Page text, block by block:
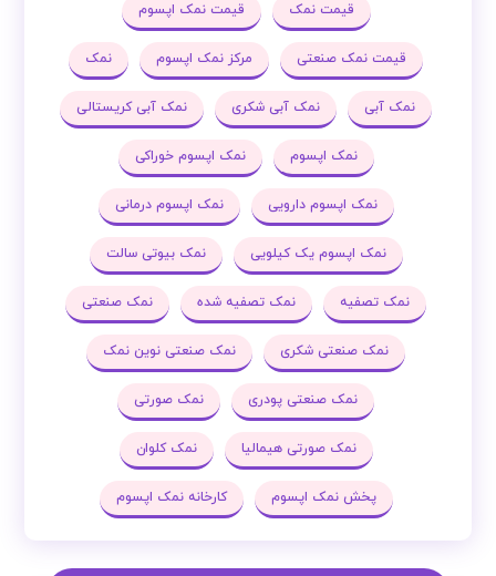
قیمت نمک قیمت نمک اپسوم
قیمت نمک صنعتی مرکز نمک اپسوم نمک
نمک آبی نمک آبی شکری نمک آبی کریستالی
نمک اپسوم نمک اپسوم خوراکی
نمک اپسوم دارویی نمک اپسوم درمانی
نمک اپسوم یک کیلویی نمک بیوتی سالت
نمک تصفیه نمک تصفیه شده نمک صنعتی
نمک صنعتی شکری نمک صنعتی نوین نمک
نمک صنعتی پودری نمک صورتی
نمک صورتی هیمالیا نمک کلوان
پخش نمک اپسوم کارخانه نمک اپسوم